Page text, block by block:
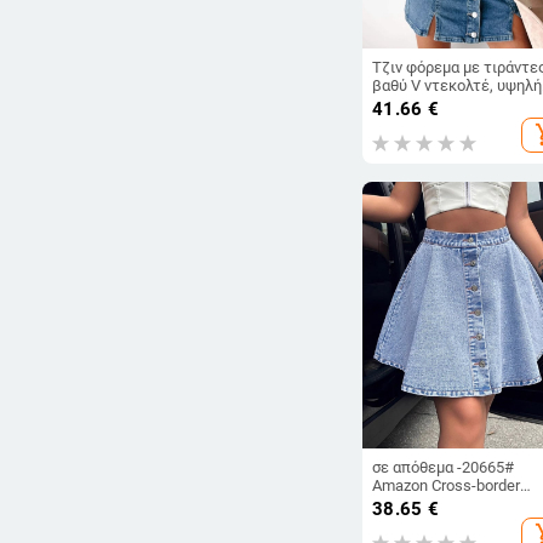
Τζιν φόρεμα με
βαθύ V ντεκολτέ, υψηλή
μέση, γραμμή Α μέχρι midi
μήκος, μίξη βαμβακιού-
πολυεστέρα
41.66 €
σε απόθεμα -20665#
Amazon Cross-border
Women's Wear Europe
America Leisure Trend
38.65 €